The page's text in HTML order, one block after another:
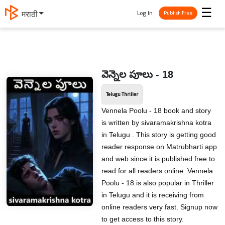
मराठी ☰
Log In Publish Free
వెన్నెల పూలు - 18
Telugu Thriller
Vennela Poolu - 18 book and story
is written by sivaramakrishna kotra
in Telugu . This story is getting good
reader response on Matrubharti app
and web since it is published free to
read for all readers online. Vennela
Poolu - 18 is also popular in Thriller
in Telugu and it is receiving from
online readers very fast. Signup now
to get access to this story.